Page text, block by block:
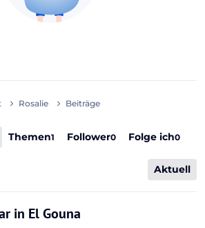
Rosalie Beiträge
Themen1 Follower0 Folge ich0
Aktuell
in El Gouna